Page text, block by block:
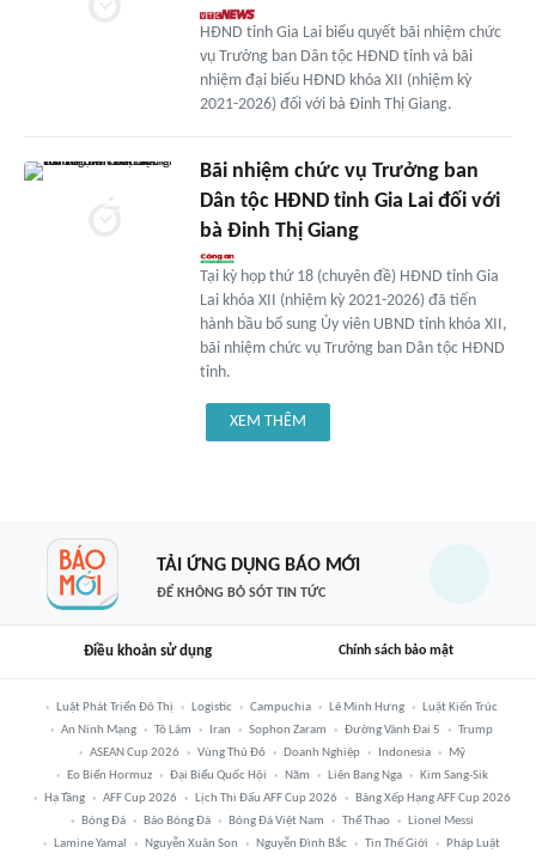
HĐND tỉnh Gia Lai biểu quyết bãi nhiệm chức
vụ Trưởng ban Dân tộc HĐND tỉnh và bãi
nhiệm đại biểu HĐND khóa XII (nhiệm kỳ
2021-2026) đối với bà Đinh Thị Giang.
Bãi nhiệm chức vụ Trưởng ban
Dân tộc HĐND tỉnh Gia Lai đối với
bà Đinh Thị Giang
Tại kỳ họp thứ 18 (chuyên đề) HĐND tỉnh Gia
Lai khóa XII (nhiệm kỳ 2021-2026) đã tiến
hành bầu bổ sung Ủy viên UBND tỉnh khóa XII,
bãi nhiệm chức vụ Trưởng ban Dân tộc HĐND
tỉnh.
XEM THÊM
TẢI ỨNG DỤNG BÁO MỚI
ĐỂ KHÔNG BỎ SÓT TIN TỨC
Điều khoản sử dụng Chính sách bảo mật
Luật Phát Triển Đô Thị Logistic Campuchia Lê Minh Hưng
Luật Kiến Trúc
An Ninh Mạng
Tô Lâm Iran Sophon Zaram Đường Vành Đai 5
Trump
ASEAN Cup 2026
Vùng Thủ Đô Doanh Nghiệp Indonesia
Mỹ
Eo Biển Hormuz
Đại Biểu Quốc Hội Năm Liên Bang Nga
Kim Sang-Sik
Hạ Tầng
AFF Cup 2026 Lịch Thi Đấu AFF Cup 2026
Bảng Xếp Hạng AFF Cup 2026
Bóng Đá
Báo Bóng Đá Bóng Đá Việt Nam Thể Thao
Lionel Messi
Lamine Yamal
Nguyễn Xuân Son Nguyễn Đình Bắc Tin Thế Giới
Pháp Luật